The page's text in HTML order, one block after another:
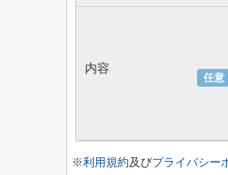
任意
内容
※利用規約及びプライバシー